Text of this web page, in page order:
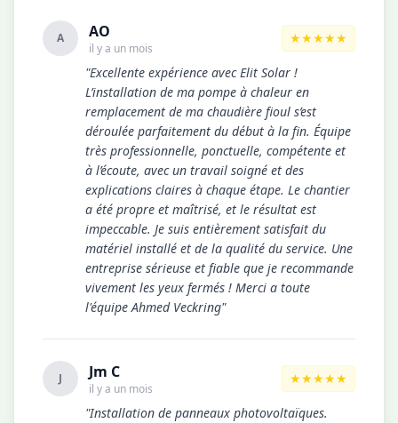
A AO
il y a un mois
★★★★★
"Excellente expérience avec Elit Solar !
L’installation de ma pompe à chaleur en
remplacement de ma chaudière fioul s’est
déroulée parfaitement du début à la fin. Équipe
très professionnelle, ponctuelle, compétente et
à l’écoute, avec un travail soigné et des
explications claires à chaque étape. Le chantier
a été propre et maîtrisé, et le résultat est
impeccable. Je suis entièrement satisfait du
matériel installé et de la qualité du service. Une
entreprise sérieuse et fiable que je recommande
vivement les yeux fermés ! Merci a toute
l'équipe Ahmed Veckring"
J Jm C
il y a un mois
★★★★★
"Installation de panneaux photovoltaïques.